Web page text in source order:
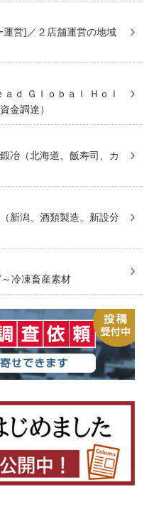
営]／２店舗運営の地域
ｄ Ｇｌｏｂａｌ Ｈｏｌ
金調達）
冶（北海道、飯寿司、カ
新潟、酒類製造、新設分
冷凍畜産素材